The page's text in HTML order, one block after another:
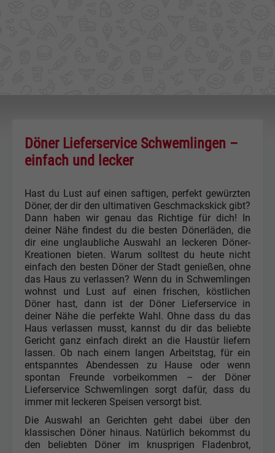
Döner Lieferservice Schwemlingen –
einfach und lecker
Hast du Lust auf einen saftigen, perfekt gewürzten
Döner, der dir den ultimativen Geschmackskick gibt?
Dann haben wir genau das Richtige für dich! In
deiner Nähe findest du die besten Dönerläden, die
dir eine unglaubliche Auswahl an leckeren Döner-
Kreationen bieten. Warum solltest du heute nicht
einfach den besten Döner der Stadt genießen, ohne
das Haus zu verlassen? Wenn du in Schwemlingen
wohnst und Lust auf einen frischen, köstlichen
Döner hast, dann ist der Döner Lieferservice in
deiner Nähe die perfekte Wahl. Ohne dass du das
Haus verlassen musst, kannst du dir das beliebte
Gericht ganz einfach direkt an die Haustür liefern
lassen. Ob nach einem langen Arbeitstag, für ein
entspanntes Abendessen zu Hause oder wenn
spontan Freunde vorbeikommen – der Döner
Lieferservice Schwemlingen sorgt dafür, dass du
immer mit leckeren Speisen versorgt bist.
Die Auswahl an Gerichten geht dabei über den
klassischen Döner hinaus. Natürlich bekommst du
den beliebten Döner im knusprigen Fladenbrot,